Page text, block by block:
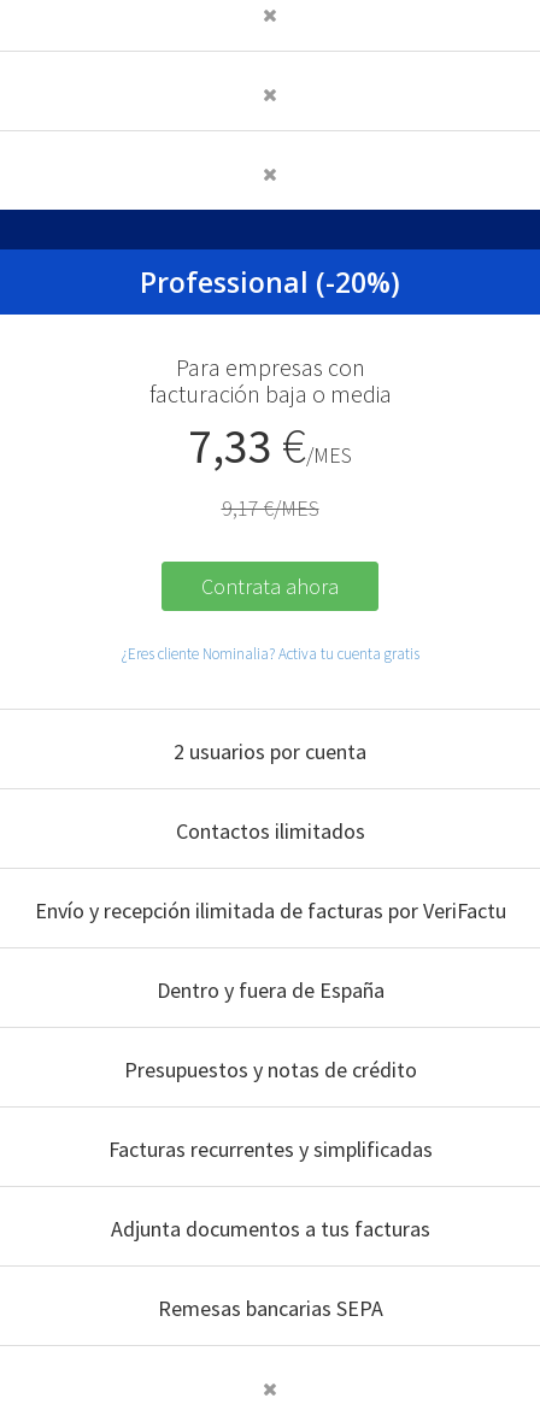
Professional (-20%)
Para empresas con
facturación baja o media
7,33 €/MES
9,17 €/MES
Contrata ahora
¿Eres cliente Nominalia? Activa tu cuenta gratis
2 usuarios por cuenta
Contactos ilimitados
Envío y recepción ilimitada de facturas por VeriFactu
Dentro y fuera de España
Presupuestos y notas de crédito
Facturas recurrentes y simplificadas
Adjunta documentos a tus facturas
Remesas bancarias SEPA